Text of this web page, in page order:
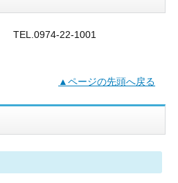
22-1001
▲ページの先頭へ戻る